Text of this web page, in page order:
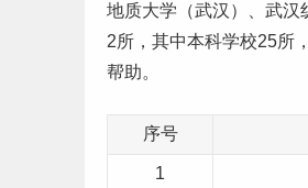
地质大学（武汉）、武汉
2所，其中本科学校25所，
帮助。
序号
1